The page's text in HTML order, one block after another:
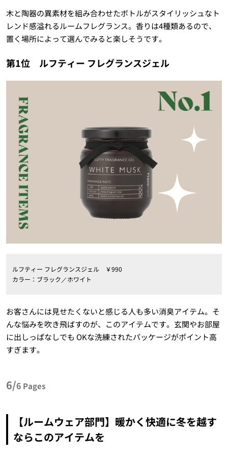
木と陶器の異素材を組み合わせたボトルがスタイリッシュなト
レンド感溢れるルームフレグランス。香りは4種類あるので、
置く場所によって選んでみると楽しそうです。
第1位 ルフティー フレグランスジェル
ルフティー フレグランスジェル ￥990
カラー：ブラック／ホワイト
お客さんには見せたくないと感じる人も多い消臭アイテム。そ
んな悩みを吹き飛ばすのが、このアイテムです。玄関やお部屋
に出しっぱなしでも OKな洗練されたパッケージがポイント高
すぎます。
6/6 Pages
【ルームウェア部門】暖かく快適に冬を越す
ならこのアイテムを